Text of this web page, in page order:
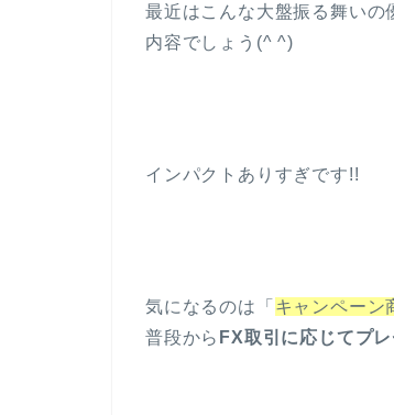
最近はこんな大盤振る舞いの
内容でしょう(^ ^)
インパクトありすぎです!!
気になるのは「 キャンペーン
普段から FX取引に応じてプ